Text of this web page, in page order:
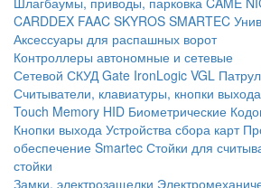
CARDDEX FAAC SKYROS SMARTEC
Аксессуары для распашных ворот
Контроллеры автономные и сетевые
Сетевой СКУД Gate IronLogic VGL
Считыватели, клавиатуры, кнопки выхода
Touch Memory HID Биометрические
Кнопки выхода Устройства сбора карт
обеспечение Smartec Стойки для
стойки
Замки, электрозащелки